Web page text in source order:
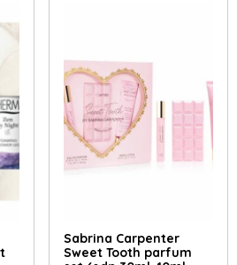
Sabrina Carpenter
Sweet Tooth parfum